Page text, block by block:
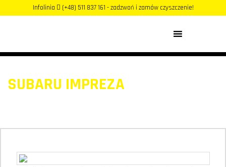
Infolinia (+48) 511 837 161 - zadzwoń i zamów czyszczenie!
SUBARU IMPREZA